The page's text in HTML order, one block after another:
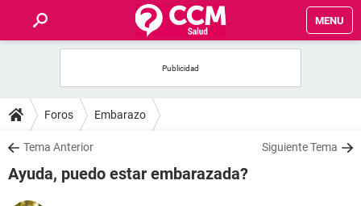
MENU
FOROS
SALUD
FAMILIA
Foros Embarazo
Tema Anterior Siguiente Tema
Ayuda, puedo estar embarazada?